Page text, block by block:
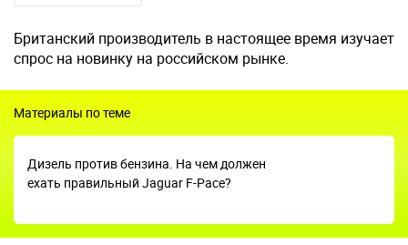
Британский производитель в настоящее время изучает
спрос на новинку на российском рынке.
Материалы по теме
Дизель против бензина. На чем должен
ехать правильный Jaguar F-Pace?